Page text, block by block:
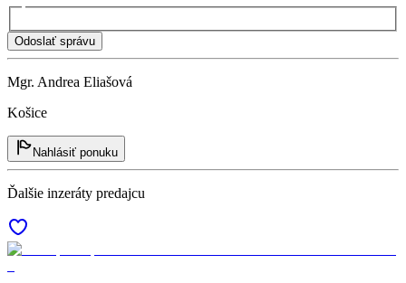
Odoslať správu
Mgr. Andrea Eliašová
Košice
Nahlásiť ponuku
Ďalšie inzeráty predajcu